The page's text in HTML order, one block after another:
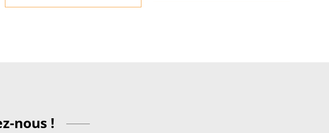
nous !